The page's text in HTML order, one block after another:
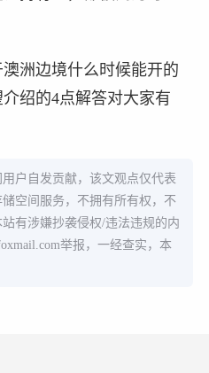
洲边境什么时候能开的
绍的4点解答对大家有
户自发贡献，该文观点仅代表
空间服务，不拥有所有权，不
有涉嫌抄袭侵权/违法违规的内
举报，一经查实，本